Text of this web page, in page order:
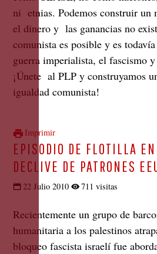
ni etnias. Podemos construir un
el dinero y las ganancias no
comunista es posible y es
guerra imperialista, el fascismo
¡Únete al PLP y construyamos
igualdad comunista!
Imprimir
EPISODIO DE FLOTILLA
DECLIVE DE PATRONES
22 Julio 2010 711 visitas
Recientemente un grupo de
humanitaria a los palestinos
bloqueo fascista israelí fue